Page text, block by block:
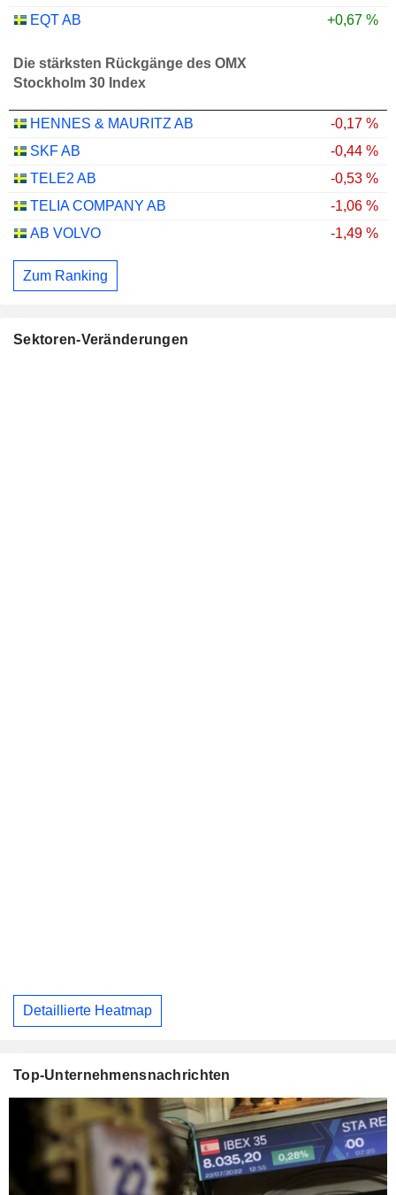
EQT AB
+0,67 %
Die stärksten Rückgänge des OMX
Stockholm 30 Index
HENNES & MAURITZ AB
-0,17 %
SKF AB
-0,44 %
TELE2 AB
-0,53 %
TELIA COMPANY AB
-1,06 %
AB VOLVO
-1,49 %
Zum Ranking
Sektoren-Veränderungen
Detaillierte Heatmap
Top-Unternehmensnachrichten